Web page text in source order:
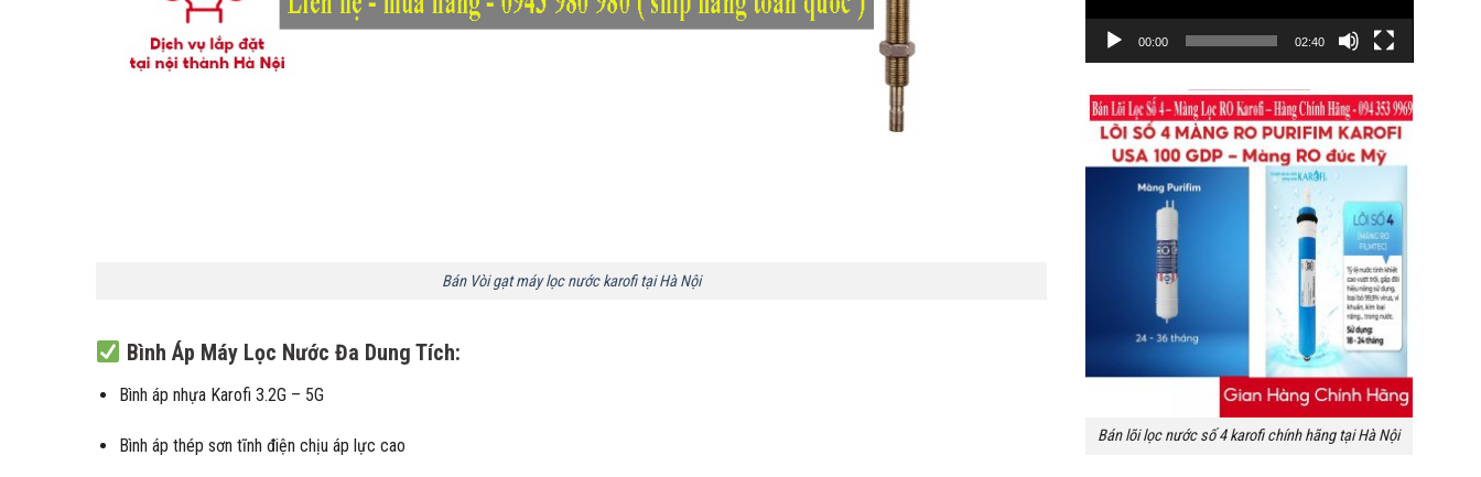
Bán Vòi gạt máy lọc nước karofi tại Hà Nội
Bình Áp Máy Lọc Nước Đa Dung Tích:
Bình áp nhựa Karofi 3.2G – 5G
Bình áp thép sơn tĩnh điện chịu áp lực cao
00:00 02:40
Bán lõi lọc nước số 4 karofi chính hãng tại Hà Nội